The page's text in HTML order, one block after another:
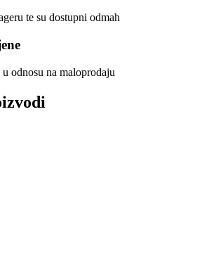
te su dostupni odmah
odnosu na maloprodaju